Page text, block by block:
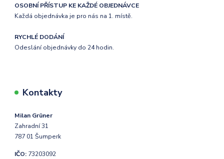
OSOBNÍ PŘÍSTUP KE KAŽDÉ OBJEDNÁVCE
Každá objednávka je pro nás na 1. místě.
RYCHLÉ DODÁNÍ
Odeslání objednávky do 24 hodin.
Kontakty
Milan Grüner
Zahradní 31
787 01 Šumperk
IČO: 73203092